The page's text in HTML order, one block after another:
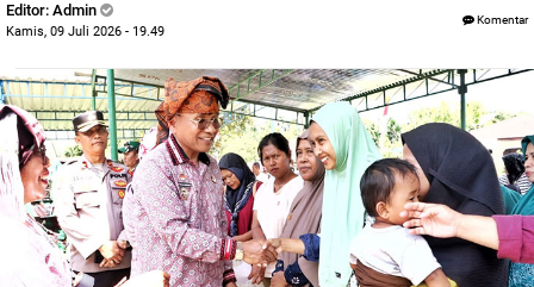
Editor: Admin
Kamis, 09 Juli 2026 - 19.49
Komentar